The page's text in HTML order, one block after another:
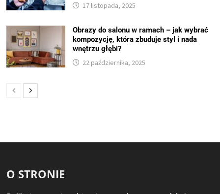
17 listopada, 2025
Obrazy do salonu w ramach – jak wybrać
kompozycję, która zbuduje styl i nada
wnętrzu głębi?
22 października, 2025
O STRONIE